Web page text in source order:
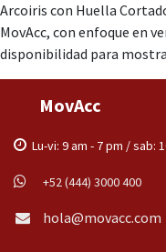
Arcoiris con Huella
MovAcc, con enfoque en
disponibilidad para
MovAcc
Lu-vi: 9 am - 7 pm / sab:
+52 (444) 3000 400
hola@movacc.com